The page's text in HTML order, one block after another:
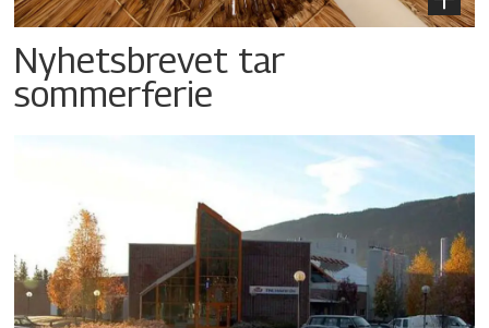
Nyhetsbrevet tar
sommerferie